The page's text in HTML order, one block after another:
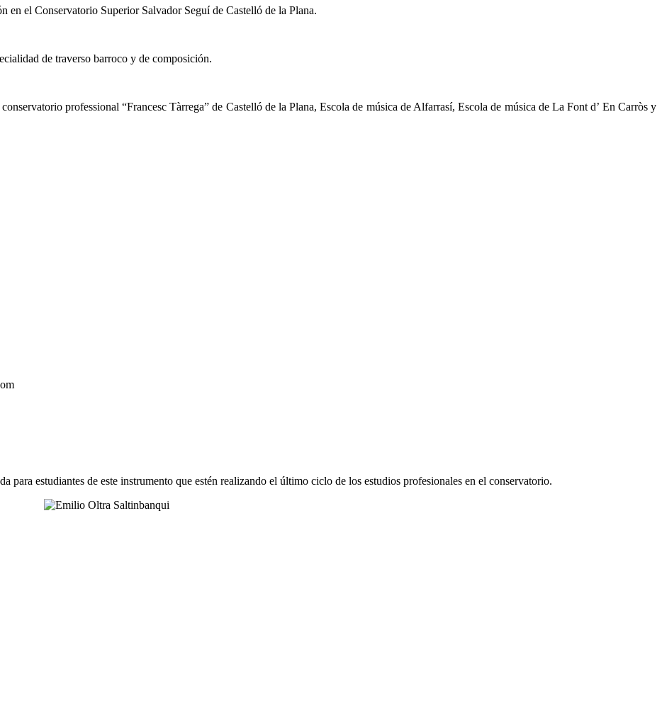
en el Conservatorio Superior Salvador Seguí de Castelló de la Plana.
de traverso barroco y de composición.
professional “Francesc Tàrrega” de Castelló de la Plana, Escola de música de Alfarrasí, Escola de música de La Font d’ En Carròs y
para estudiantes de este instrumento que estén realizando el último ciclo de los estudios profesionales en el conservatorio.